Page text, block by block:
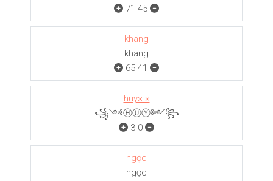
71 45
khang
khang
65 41
huy×.×
꧁༺ⒽⓊⓎ༻꧂
3 0
ngọc
ngọc